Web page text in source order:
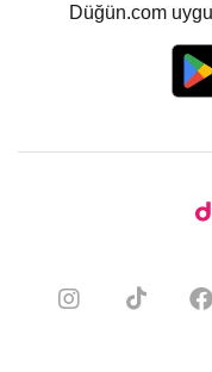
Düğün.com